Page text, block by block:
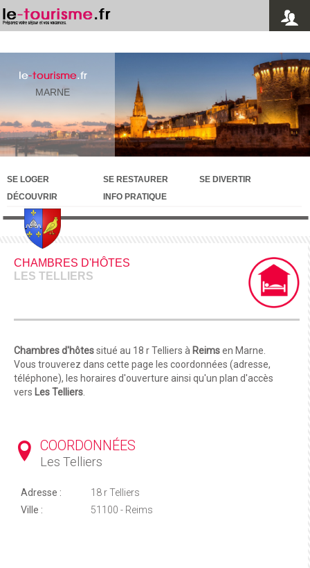
le-tourisme.fr
MARNE
SE LOGER SE RESTAURER
SE DIVERTIR
DÉCOUVRIR
INFO PRATIQUE
CHAMBRES D'HÔTES
LES TELLIERS
Chambres d'hôtessitué au 18 r Telliers à Reimsen Marne.
Vous trouverez dans cette page les coordonnées (adresse,
téléphone), les horaires d'ouverture ainsi qu'un plan d'accès
vers Les Telliers.
COORDONNÉES
Les Telliers
Adresse :
18 r Telliers
Ville :
51100 - Reims